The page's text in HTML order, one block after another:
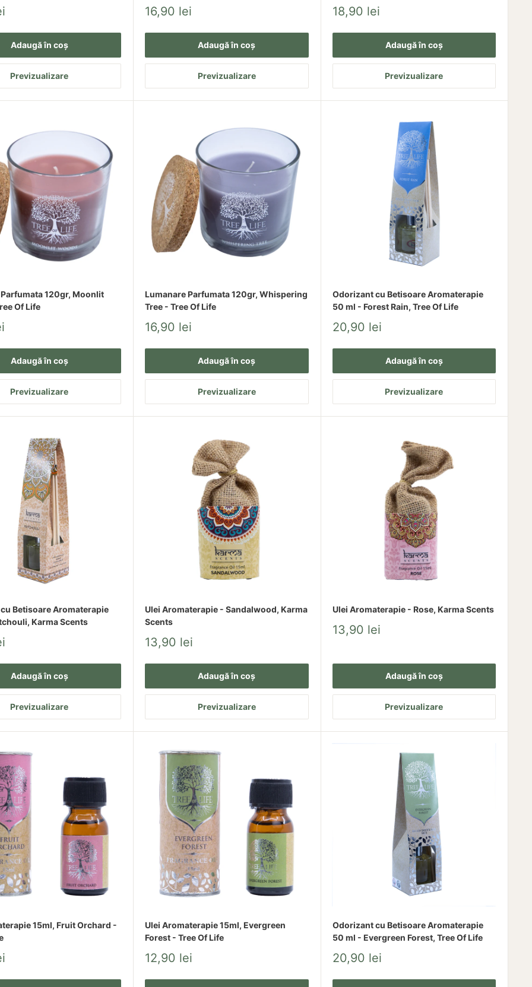
ideale pentru a începe.
regulată, conform instrucțiunilor.
ca idei de cadou elegante.
Zen
produse dedicate relaxării, echilibrului și confortului zilnic.
Adaugă în coș
Previzualizare
Pret
redus
16,90 lei
Adaugă în coș
Previzualizare
Pret
redus
18,90 lei
Adaugă în coș
Previzualizare
120gr, Moonlit
Of Life
Adaugă în coș
Previzualizare
Lumanare Parfumata 120gr, Whispering
Tree - Tree Of Life
Pret
redus
16,90 lei
Adaugă în coș
Previzualizare
Odorizant cu Betisoare Aromaterapie
50 ml - Forest Rain, Tree Of Life
Pret
redus
20,90 lei
Adaugă în coș
Previzualizare
Betisoare Aromaterapie
Karma Scents
Adaugă în coș
Previzualizare
Ulei Aromaterapie - Sandalwood, Karma
Scents
Pret
redus
13,90 lei
Adaugă în coș
Previzualizare
Ulei Aromaterapie - Rose, Karma Scents
Pret
redus
13,90 lei
Adaugă în coș
Previzualizare
15ml, Fruit Orchard -
Ulei Aromaterapie 15ml, Evergreen
Forest - Tree Of Life
Pret
redus
12,90 lei
Odorizant cu Betisoare Aromaterapie
50 ml - Evergreen Forest, Tree Of Life
Pret
redus
20,90 lei